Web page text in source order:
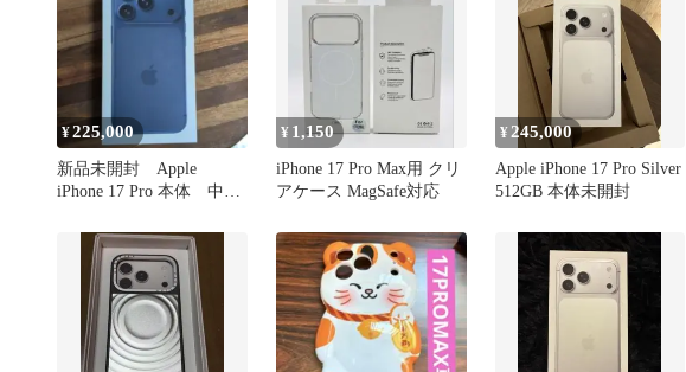
¥225,000
新品未開封 Apple
iPhone 17 Pro 本体 中国
¥ 1,150
iPhone 17 Pro Max用 クリ
アケース MagSafe対応
¥ 245,000
Apple iPhone 17 Pro Silver
512GB 本体未開封